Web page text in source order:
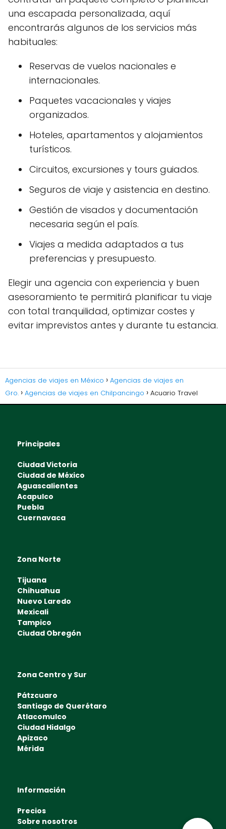
una escapada personalizada, aquí
encontrarás algunos de los servicios más
habituales:
Reservas de vuelos nacionales e
internacionales.
Paquetes vacacionales y viajes
organizados.
Hoteles, apartamentos y alojamientos
turísticos.
Circuitos, excursiones y tours guiados.
Seguros de viaje y asistencia en destino.
Gestión de visados y documentación
necesaria según el país.
Viajes a medida adaptados a tus
preferencias y presupuesto.
Elegir una agencia con experiencia y buen
asesoramiento te permitirá planificar tu viaje
con total tranquilidad, optimizar costes y
evitar imprevistos antes y durante tu estancia.
Agencias de viajes en México
Agencias de viajes en
Gro.
Agencias de viajes en Chilpancingo Acuario Travel
Principales
Ciudad Victoria
Ciudad de México
Aguascalientes
Acapulco
Puebla
Cuernavaca
Zona Norte
Tijuana
Chihuahua
Nuevo Laredo
Mexicali
Tampico
Ciudad Obregón
Zona Centro y Sur
Pátzcuaro
Santiago de Querétaro
Atlacomulco
Ciudad Hidalgo
Apizaco
Mérida
Información
Precios
Sobre nosotros